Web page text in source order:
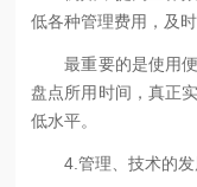
低各种管理费用，及
最重要的是使用便
盘点所用时间，真正
低水平。
4.管理、技术的发